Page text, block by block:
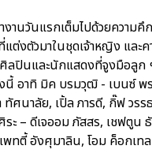
งานวันแรกเต็มไปด้วยความ
ต่งตัวมาในชุดเจ้าหญิง และ
ลปินและนักแสดงที่จูงมือลูก
นี้ อาทิ มิค บรมวุฒิ - เบนซ์ พ
ศนาลัย, เปิ้ล ภารดี, กิ๊ฟ วร
ระ – ดีเจออม ภัสสร, เชฟตู
พทตี้ อังศุมาลิน, โอม ค็อกเท